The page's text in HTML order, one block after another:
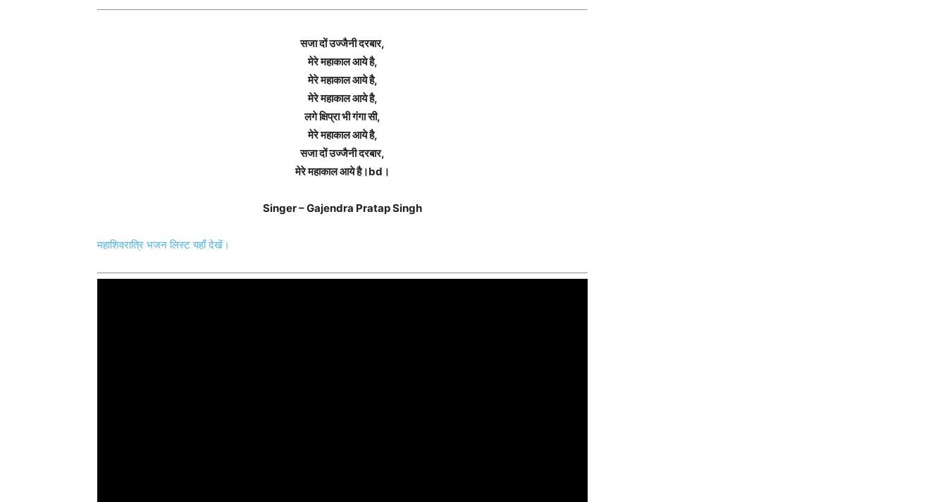
सजा दों उज्जैनी दरबार,
मेरे महाकाल आये है,
मेरे महाकाल आये है,
मेरे महाकाल आये है,
लगे क्षिप्रा भी गंगा सी,
मेरे महाकाल आये है,
सजा दों उज्जैनी दरबार,
मेरे महाकाल आये है।bd।
Singer – Gajendra Pratap Singh
महाशिवरात्रि भजन लिस्ट यहाँ देखें।